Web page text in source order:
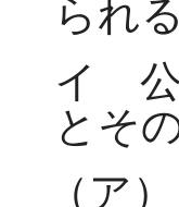
られ
イ 公
とそ
（ア